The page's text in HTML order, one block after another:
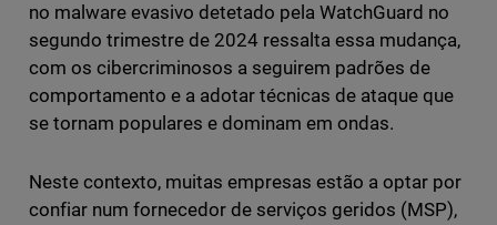
no malware evasivo detetado pela WatchGuard no
segundo trimestre de 2024 ressalta essa mudança,
com os cibercriminosos a seguirem padrões de
comportamento e a adotar técnicas de ataque que
se tornam populares e dominam em ondas.
Neste contexto, muitas empresas estão a optar por
confiar num fornecedor de serviços geridos (MSP),